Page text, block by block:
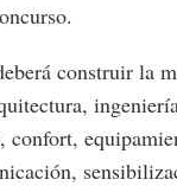
construir la
confort,